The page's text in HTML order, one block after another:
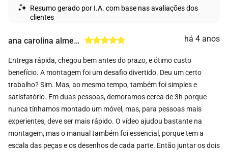
Resumo gerado por I.A. com base nas avaliações dos
clientes
ana carolina almeida há 4 anos
Entrega rápida, chegou bem antes do prazo, e ótimo custo
benefício. A montagem foi um desafio divertido. Deu um certo
trabalho? Sim. Mas, ao mesmo tempo, também foi simples e
satisfatório. Em duas pessoas, demoramos cerca de 3h porque
nunca tínhamos montado um móvel, mas, para pessoas mais
experientes, deve ser mais rápido. O vídeo ajudou bastante na
montagem, mas o manual também foi essencial, porque tem a
escala das peças e os desenhos de cada parte. Então juntar os dois